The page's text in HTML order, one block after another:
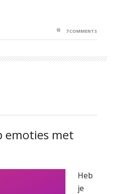
7 COMMENTS
emoties met
Heb
je